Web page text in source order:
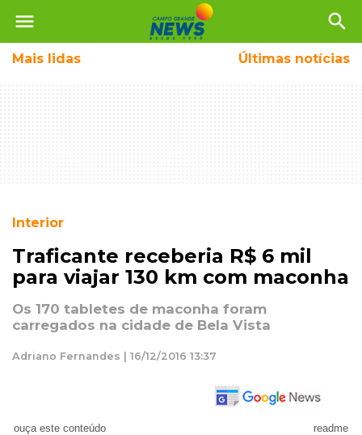
menu search
Mais lidas Últimas notícias
Interior
Traficante receberia R$ 6 mil
para viajar 130 km com maconha
Os 170 tabletes de maconha foram
carregados na cidade de Bela Vista
Adriano Fernandes | 16/12/2016 13:37
ouça este conteúdo readme